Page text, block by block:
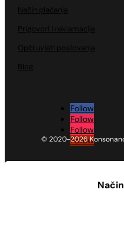
Način plaćanja
Prigovori i reklamacije
Opći uvjeti poslovanja
Blog
Follow
Follow
Follow
Follow
© 2020-2026